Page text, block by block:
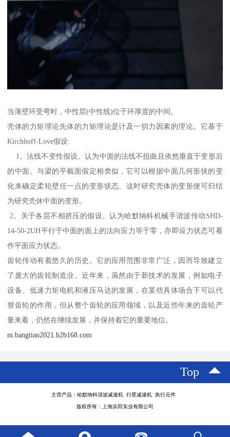
当薄壁环受弯时，中性层(中性线)位于环厚度的中间。
壳体的力矩理论先体的力矩理论是计及一切力因素的理论。它基于
Kirchhoff-Love假设:
1。法线不变性假设。认为中面的法线不扭曲且依然垂直于变形后
的中面。与梁的平截面假定相类似，它可以根据中面几何形状的变
化来确定柔轮壁任一点的变形状态。这时研究壳体的变形便可归结
为研究壳休中面的变形。
2。关于各层不相挤压的假设。认为哈默纳科机械手谐波传动SHD-
14-50-2UH平行于中面的面上的法向应力等于零，亦即应力状态可看
作平面应力状态。
齿轮传动有着悠久的历史。它的应用范围非常广泛，因而导致建立
了庞大的齿轮制造业。近年来，虽然由于新技术的发展，例如电子
设备、低速力矩电机和液压马达的发展，在某些具体场合下可以代
替齿轮的作用，但从整个齿轮的应用领域，以及近些年来的齿轮产
量来看，仍然在继续发展，并保持着它的重要地位。
m.bangtian2021.b2b168.com
Top
主营产品：哈默纳科谐波减速机 行星减速机 执行元件
版权所有：上海浜田实业有限公司